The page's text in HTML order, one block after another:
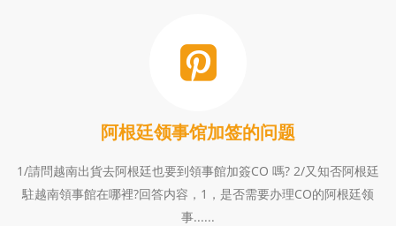
阿根廷领事馆加签的问题
1/請問越南出貨去阿根廷也要到領事館加簽CO 嗎? 2/又知否阿根廷
駐越南領事館在哪裡?回答内容，1，是否需要办理CO的阿根廷领
事......